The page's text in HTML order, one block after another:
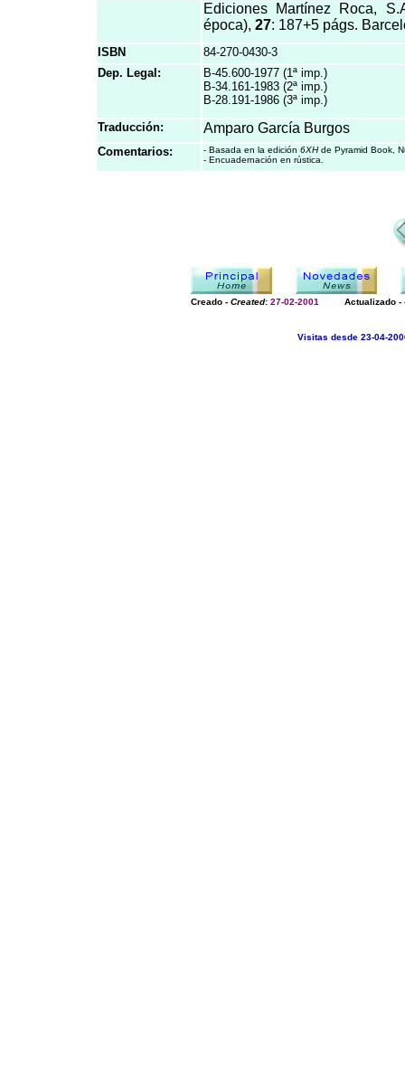
Ediciones Martínez Roca,
época), 27: 187+5 págs.
ISBN
84-270-0430-3
Dep. Legal:
B-45.600-1977 (1ª imp.)
B-34.161-1983 (2ª imp.)
B-28.191-1986 (3ª imp.)
Traducción:
Amparo García Burgos
Comentarios: - Basada en la edición 6XHde Pyramid Book,
- Encuadernación en rústica.
Creado - Created: 27-02-2001 Actualizado -
Visitas desde 23-04-